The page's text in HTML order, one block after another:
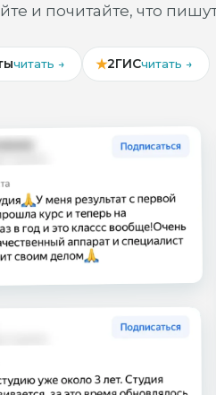
и почитайте, что
читать → ★2ГИСчитать →